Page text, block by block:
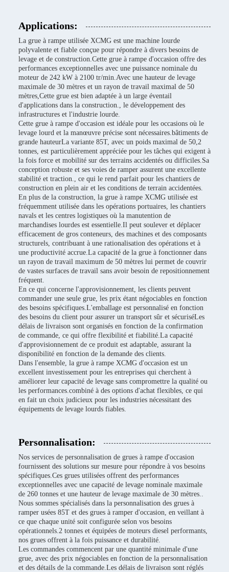
Applications:
La grue à rampe utilisée XCMG est une machine lourde
polyvalente et fiable conçue pour répondre à divers besoins de
levage et de construction.Cette grue à rampe d'occasion offre des
performances exceptionnelles avec une puissance nominale du
moteur de 242 kW à 2100 tr/min.Avec une hauteur de levage
maximale de 30 mètres et un rayon de travail maximal de 50
mètres,Cette grue est bien adaptée à un large éventail
d'applications dans la construction., le développement des
infrastructures et l'industrie lourde.
Cette grue à rampe d'occasion est idéale pour les occasions où le
levage lourd et la manœuvre précise sont nécessaires.bâtiments de
grande hauteurLa variante 85T, avec un poids maximal de 50,2
tonnes, est particulièrement appréciée pour les tâches qui exigent à
la fois force et mobilité sur des terrains accidentés ou difficiles.Sa
conception robuste et ses voies de ramper assurent une excellente
stabilité et traction., ce qui le rend parfait pour les chantiers de
construction en plein air et les conditions de terrain accidentées.
En plus de la construction, la grue à rampe XCMG utilisée est
fréquemment utilisée dans les opérations portuaires, les chantiers
navals et les centres logistiques où la manutention de
marchandises lourdes est essentielle.Il peut soulever et déplacer
efficacement de gros conteneurs, des machines et des composants
structurels, contribuant à une rationalisation des opérations et à
une productivité accrue.La capacité de la grue à fonctionner dans
un rayon de travail maximum de 50 mètres lui permet de couvrir
de vastes surfaces de travail sans avoir besoin de repositionnement
fréquent.
En ce qui concerne l'approvisionnement, les clients peuvent
commander une seule grue, les prix étant négociables en fonction
des besoins spécifiques.L'emballage est personnalisé en fonction
des besoins du client pour assurer un transport sûr et sécuriséLes
délais de livraison sont organisés en fonction de la confirmation
de commande, ce qui offre flexibilité et fiabilité.La capacité
d'approvisionnement de ce produit est adaptable, assurant la
disponibilité en fonction de la demande des clients.
Dans l'ensemble, la grue à rampe XCMG d'occasion est un
excellent investissement pour les entreprises qui cherchent à
améliorer leur capacité de levage sans compromettre la qualité ou
les performances.combiné à des options d'achat flexibles, ce qui
en fait un choix judicieux pour les industries nécessitant des
équipements de levage lourds fiables.
Personnalisation:
Nos services de personnalisation de grues à rampe d'occasion
fournissent des solutions sur mesure pour répondre à vos besoins
spécifiques.Ces grues utilisées offrent des performances
exceptionnelles avec une capacité de levage nominale maximale
de 260 tonnes et une hauteur de levage maximale de 30 mètres..
Nous sommes spécialisés dans la personnalisation des grues à
ramper usées 85T et des grues à ramper d'occasion, en veillant à
ce que chaque unité soit configurée selon vos besoins
opérationnels.2 tonnes et équipées de moteurs diesel performants,
nos grues offrent à la fois puissance et durabilité.
Les commandes commencent par une quantité minimale d'une
grue, avec des prix négociables en fonction de la personnalisation
et des détails de la commande.Les délais de livraison sont réglés